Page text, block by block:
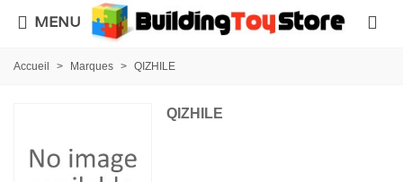
MENU
Accueil > Marques > QIZHILE
QIZHILE